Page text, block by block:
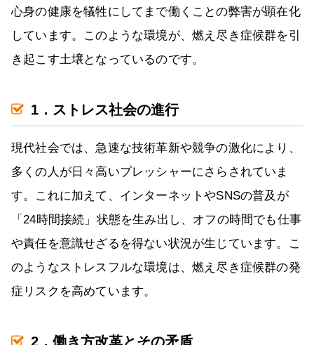
心身の健康を犠牲にしてまで働くことの弊害が顕在化
しています。このような環境が、燃え尽き症候群を引
き起こす土壌となっているのです。
1．ストレス社会の進行
現代社会では、急速な技術革新や競争の激化により、
多くの人が日々高いプレッシャーにさらされていま
す。これに加えて、インターネットやSNSの普及が
「24時間接続」状態を生み出し、オフの時間でも仕事
や責任を意識せざるを得ない状況が生じています。こ
のようなストレスフルな環境は、燃え尽き症候群の発
症リスクを高めています。
2．働き方改革とその矛盾